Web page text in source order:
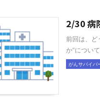
2/30 病
前回は、ど
か”につい
がんサバイバ